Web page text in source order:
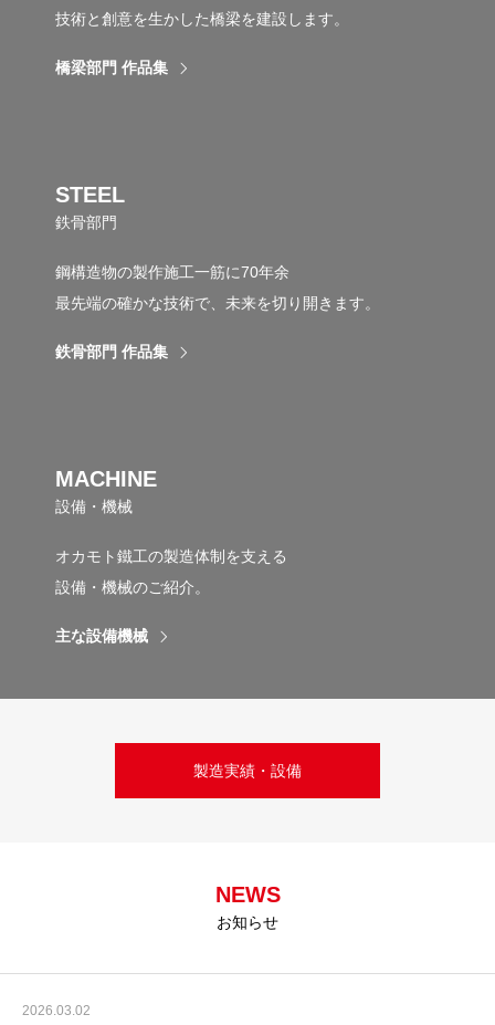
技術と創意を生かした橋梁を建設します。
橋梁部門 作品集
STEEL
鉄骨部門
鋼構造物の製作施工一筋に70年余
最先端の確かな技術で、未来を切り開きます。
鉄骨部門 作品集
MACHINE
設備・機械
オカモト鐵工の製造体制を支える
設備・機械のご紹介。
主な設備機械
製造実績・設備
NEWS
お知らせ
2026.03.02